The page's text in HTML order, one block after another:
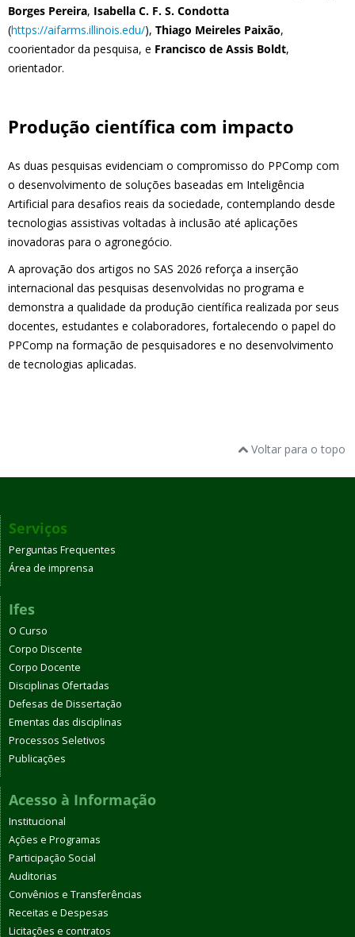
Borges Pereira, Isabella C. F. S. Condotta
(https://aifarms.illinois.edu/), Thiago Meireles Paixão,
coorientador da pesquisa, e Francisco de Assis Boldt,
orientador.
Produção científica com impacto
As duas pesquisas evidenciam o compromisso do PPComp com
o desenvolvimento de soluções baseadas em Inteligência
Artificial para desafios reais da sociedade, contemplando desde
tecnologias assistivas voltadas à inclusão até aplicações
inovadoras para o agronegócio.
A aprovação dos artigos no SAS 2026 reforça a inserção
internacional das pesquisas desenvolvidas no programa e
demonstra a qualidade da produção científica realizada por seus
docentes, estudantes e colaboradores, fortalecendo o papel do
PPComp na formação de pesquisadores e no desenvolvimento
de tecnologias aplicadas.
Voltar para o topo
Serviços
Perguntas Frequentes
Área de imprensa
Ifes
O Curso
Corpo Discente
Corpo Docente
Disciplinas Ofertadas
Defesas de Dissertação
Ementas das disciplinas
Processos Seletivos
Publicações
Acesso à Informação
Institucional
Ações e Programas
Participação Social
Auditorias
Convênios e Transferências
Receitas e Despesas
Licitações e contratos